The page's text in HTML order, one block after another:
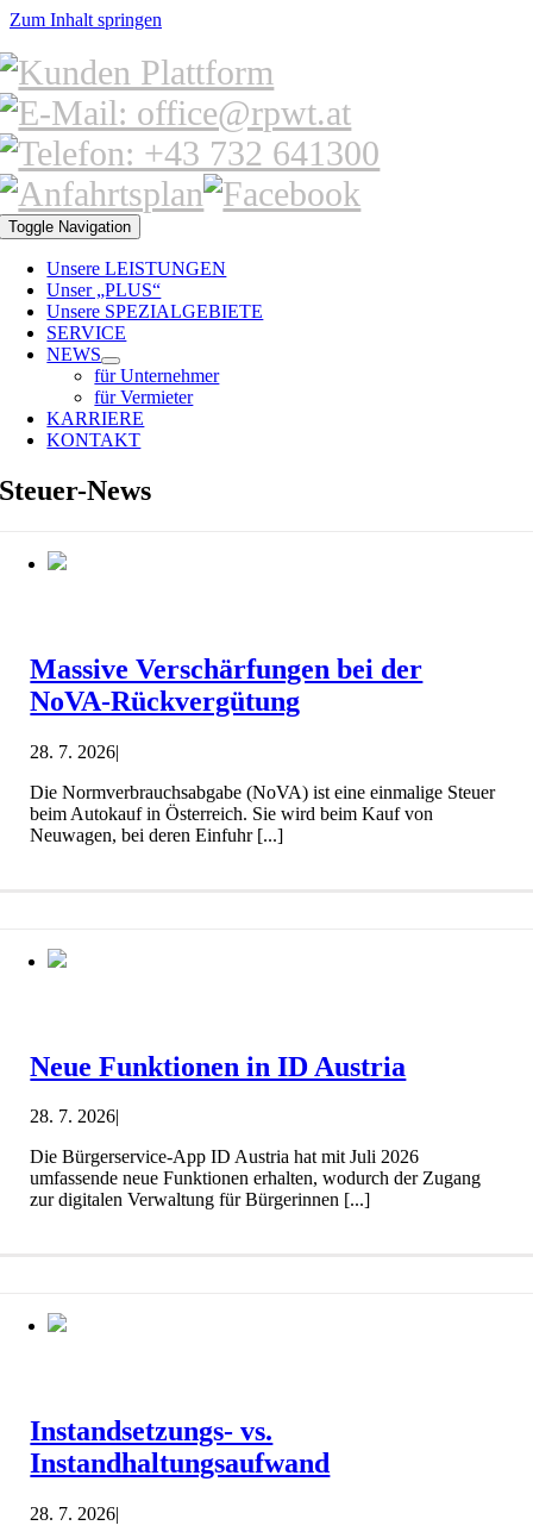
Zum Inhalt springen
Toggle Navigation
Unsere LEISTUNGEN
Unser „PLUS“
Unsere SPEZIALGEBIETE
SERVICE
NEWS
für Unternehmer
für Vermieter
KARRIERE
KONTAKT
Steuer-News
Massive Verschärfungen bei der
NoVA-Rückvergütung
28. 7. 2026|
Die Normverbrauchsabgabe (NoVA) ist eine einmalige Steuer
beim Autokauf in Österreich. Sie wird beim Kauf von
Neuwagen, bei deren Einfuhr [...]
Neue Funktionen in ID Austria
28. 7. 2026|
Die Bürgerservice-App ID Austria hat mit Juli 2026
umfassende neue Funktionen erhalten, wodurch der Zugang
zur digitalen Verwaltung für Bürgerinnen [...]
Instandsetzungs- vs.
Instandhaltungsaufwand
28. 7. 2026|